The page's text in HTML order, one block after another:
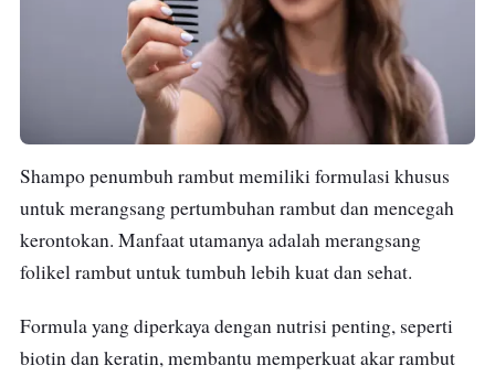
Shampo penumbuh rambut memiliki formulasi khusus
untuk merangsang pertumbuhan rambut dan mencegah
kerontokan. Manfaat utamanya adalah merangsang
folikel rambut untuk tumbuh lebih kuat dan sehat.
Formula yang diperkaya dengan nutrisi penting, seperti
biotin dan keratin, membantu memperkuat akar rambut